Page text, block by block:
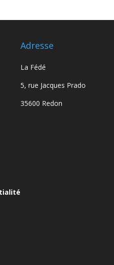
Adresse
La Fédé
5, rue Jacques Prado
35600 Redon